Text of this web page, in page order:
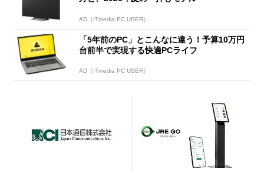
AD（ITmedia PC USER）
「5年前のPC」とこんなに違う！予算10万円
台前半で実現する快適PCライフ
AD（ITmedia PC USER）